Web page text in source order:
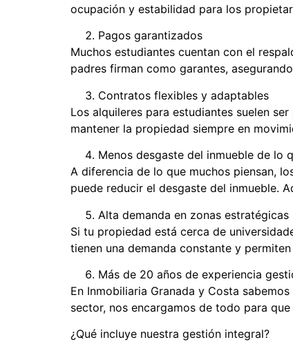
ocupación y estabilidad para los
Pagos garantizados
Muchos estudiantes cuentan con el
padres firman como garantes,
Contratos flexibles y adaptables
Los alquileres para estudiantes suelen
mantener la propiedad siempre en
Menos desgaste del inmueble de lo
A diferencia de lo que muchos piensan,
puede reducir el desgaste del inmueble.
Alta demanda en zonas estratégicas
Si tu propiedad está cerca de
tienen una demanda constante y
Más de 20 años de experiencia
En Inmobiliaria Granada y Costa
sector, nos encargamos de todo para
¿Qué incluye nuestra gestión integral?